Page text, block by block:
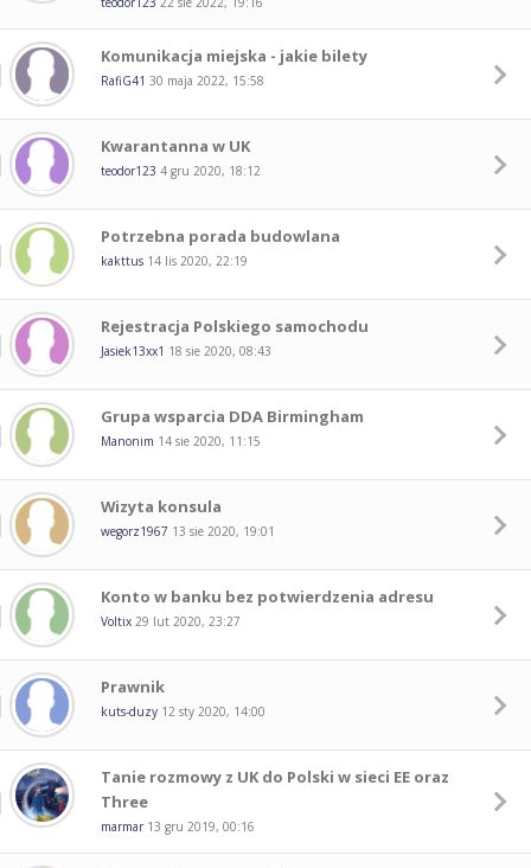
Komunikacja miejska - jakie bilety
RafiG41 30 maja 2022, 15:58
Kwarantanna w UK
teodor123 4 gru 2020, 18:12
Potrzebna porada budowlana
kakttus 14 lis 2020, 22:19
Rejestracja Polskiego samochodu
Jasiek13xx1 18 sie 2020, 08:43
Grupa wsparcia DDA Birmingham
Manonim 14 sie 2020, 11:15
Wizyta konsula
wegorz1967 13 sie 2020, 19:01
Konto w banku bez potwierdzenia adresu
Voltix 29 lut 2020, 23:27
Prawnik
kuts-duzy 12 sty 2020, 14:00
Tanie rozmowy z UK do Polski w sieci EE oraz
Three
marmar 13 gru 2019, 00:16